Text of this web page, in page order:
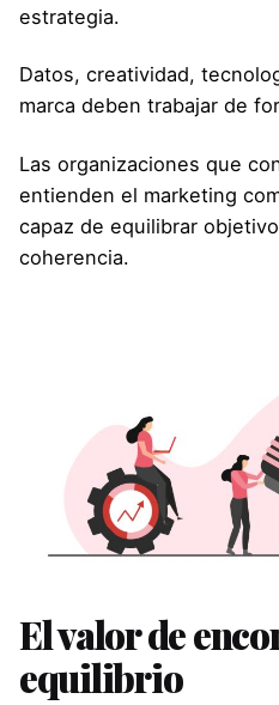
estrategia.
Datos, creatividad,
marca deben trabajar de
Las organizaciones que
entienden el marketing
capaz de equilibrar
coherencia.
El valor de
equilibrio